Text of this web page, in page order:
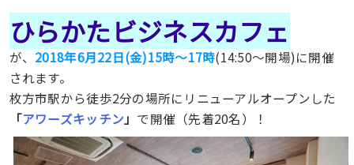
ひらかたビジネスカフェ
が、 2018年6月22日(金)15時〜17時(14:50～開場)に開催
されます。
枚方市駅から徒歩2分の場所にリニューアルオープンした
「アワーズキッチン 」 で開催（先着20名）！